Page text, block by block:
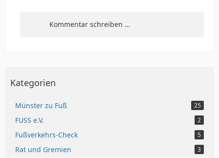
Kommentar schreiben …
Kategorien
Münster zu Fuß 25
FUSS e.V. 2
Fußverkehrs-Check 5
Rat und Gremien 3